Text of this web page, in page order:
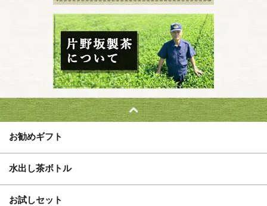
お勧めギフト
水出し茶ボトル
お試しセット